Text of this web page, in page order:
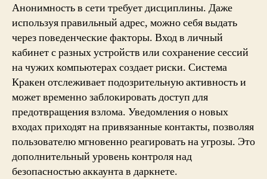
Анонимность в сети требует дисциплины. Даже
используя правильный адрес, можно себя выдать
через поведенческие факторы. Вход в личный
кабинет с разных устройств или сохранение сессий
на чужих компьютерах создает риски. Система
Кракен отслеживает подозрительную активность и
может временно заблокировать доступ для
предотвращения взлома. Уведомления о новых
входах приходят на привязанные контакты, позволяя
пользователю мгновенно реагировать на угрозы. Это
дополнительный уровень контроля над
безопасностью аккаунта в даркнете.